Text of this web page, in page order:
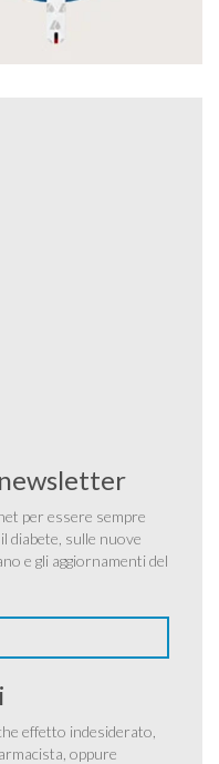
per essere sempre
diabete, sulle nuove
e gli aggiornamenti del
effetto indesiderato,
oppure